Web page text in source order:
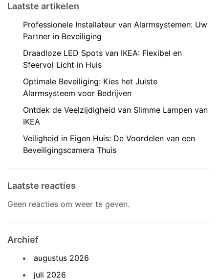
Laatste artikelen
Professionele Installateur van Alarmsystemen: Uw
Partner in Beveiliging
Draadloze LED Spots van IKEA: Flexibel en
Sfeervol Licht in Huis
Optimale Beveiliging: Kies het Juiste
Alarmsysteem voor Bedrijven
Ontdek de Veelzijdigheid van Slimme Lampen van
IKEA
Veiligheid in Eigen Huis: De Voordelen van een
Beveiligingscamera Thuis
Laatste reacties
Geen reacties om weer te geven.
Archief
augustus 2026
juli 2026